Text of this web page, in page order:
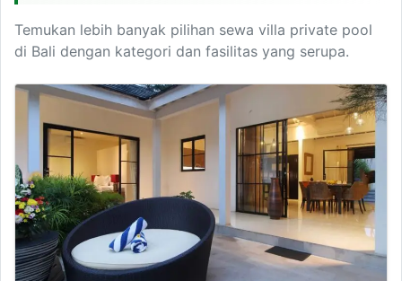
Temukan lebih banyak pilihan sewa villa private pool
di Bali dengan kategori dan fasilitas yang serupa.